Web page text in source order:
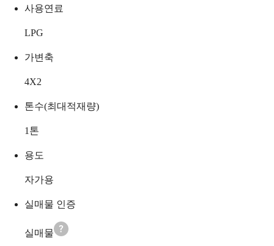
사용연료
LPG
가변축
4X2
톤수(최대적재량)
1 톤
용도
자가용
실매물 인증
실매물